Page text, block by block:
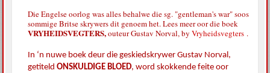
Die Engelse oorlog was alles behalwe die sg. "gentleman's war" soos
sommige Britse skrywers dit genoem het. Lees meer oor die boek
VRYHEIDSVEGTERS,outeur Gustav Norval, byVryheidsvegters .
In ‘n nuwe boek deur die geskiedskrywer Gustav Norval,
getiteldONSKULDIGE BLOED, word skokkende feite oor